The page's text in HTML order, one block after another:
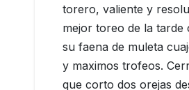
torero, valiente y
mejor toreo de la
su faena de muleta
y maximos trofeos.
que corto dos orejas